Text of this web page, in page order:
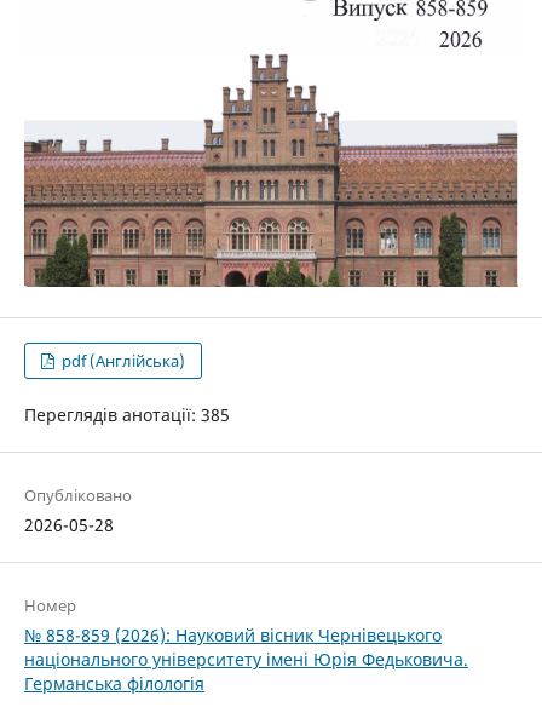
pdf (Англійська)
Переглядів анотації: 385
Опубліковано
2026-05-28
Номер
№ 858-859 (2026): Науковий вісник Чернівецького
національного університету імені Юрія Федьковича.
Германська філологія